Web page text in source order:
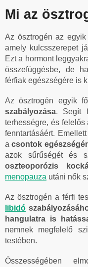
Mi az
Az ösztrogén az
amely kulcsszerepet
Ezt a hormont
összefüggésbe, de
férfiak egészségére is
Az ösztrogén egyik
szabályozása. Segít
terhességre, és
fenntartásáért.
a csontok
azok sűrűségét és
oszteoporózis
menopauza utáni nők
Az ösztrogén a férfi
libidó
hangulatra is
nemnek megfelelő
testében.
Összességében